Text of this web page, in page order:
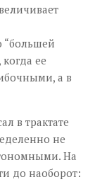
“большей
ее
а в
в трактате
не
На
до наоборот: